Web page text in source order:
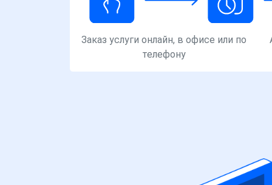
Заказ услуги онлайн, в офисе или по
телефону